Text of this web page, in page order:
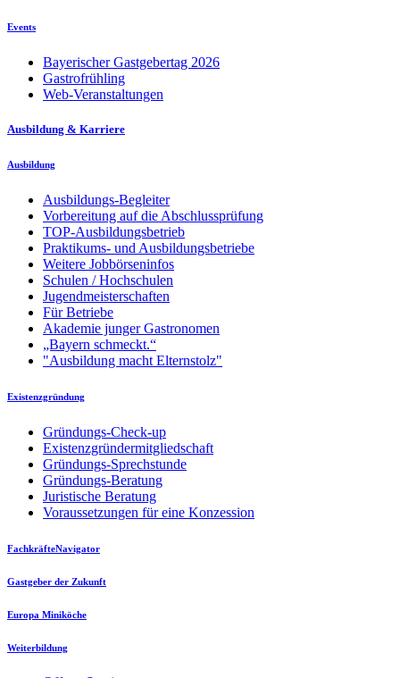
Events
Bayerischer Gastgebertag 2026
Gastrofrühling
Web-Veranstaltungen
Ausbildung & Karriere
Ausbildung
Ausbildungs-Begleiter
Vorbereitung auf die Abschlussprüfung
TOP-Ausbildungsbetrieb
Praktikums- und Ausbildungsbetriebe
Weitere Jobbörseninfos
Schulen / Hochschulen
Jugendmeisterschaften
Für Betriebe
Akademie junger Gastronomen
„Bayern schmeckt.“
"Ausbildung macht Elternstolz"
Existenzgründung
Gründungs-Check-up
Existenzgründermitgliedschaft
Gründungs-Sprechstunde
Gründungs-Beratung
Juristische Beratung
Voraussetzungen für eine Konzession
FachkräfteNavigator
Gastgeber der Zukunft
Europa Miniköche
Weiterbildung